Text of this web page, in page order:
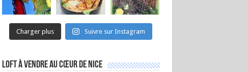
Charger plus Suivre sur Instagram
Loft à vendre au cœur de Nice